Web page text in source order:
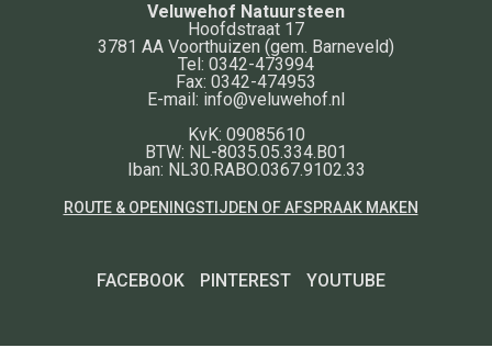
Veluwehof Natuursteen
Hoofdstraat 17
3781 AA Voorthuizen (gem. Barneveld)
Tel: 0342-473994
Fax: 0342-474953
E-mail: info@veluwehof.nl
KvK: 09085610
BTW: NL-8035.05.334.B01
Iban: NL30.RABO.0367.9102.33
ROUTE & OPENINGSTIJDEN OF AFSPRAAK MAKEN
FACEBOOK PINTEREST YOUTUBE